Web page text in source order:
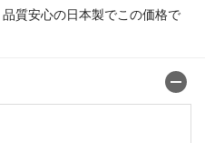
質安心の日本製でこの価格で